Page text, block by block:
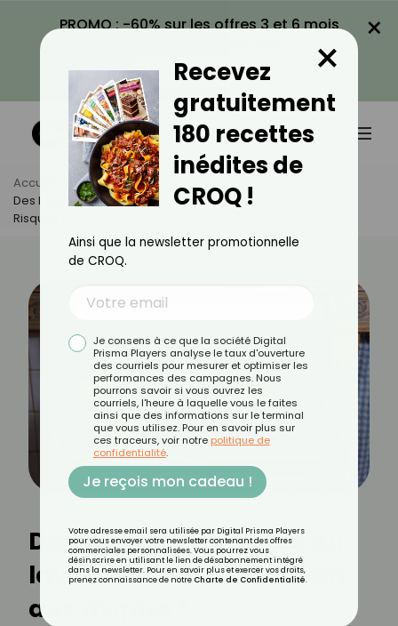
PROMO : -60% sur les offres 3 et 6 mois
VOIR LA PROMO
×
Accueil Actus
Santé
Des Légumes Nettoyés Au Lave-Vaisselle ? Attention Aux
Risques !
Des légumes nettoyés au
lave-vaisselle ? Attention
aux risques !
Recevez
gratuitement
180 recettes
inédites de
CROQ !
×
Ainsi que la newsletter promotionnelle
de CROQ.
Je consens à ce que la société Digital
Prisma Players analyse le taux d'ouverture
des courriels pour mesurer et optimiser les
performances des campagnes. Nous
pourrons savoir si vous ouvrez les
courriels, l'heure à laquelle vous le faites
ainsi que des informations sur le terminal
que vous utilisez. Pour en savoir plus sur
ces traceurs, voir notre politique de
confidentialité.
Je reçois mon cadeau !
Votre adresse email sera utilisée par Digital Prisma Players
pour vous envoyer votre newsletter contenant des offres
commerciales personnalisées. Vous pourrez vous
désinscrire en utilisant le lien de désabonnement intégré
dans la newsletter. Pour en savoir plus et exercer vos droits,
prenez connaissance de notre Charte de Confidentialité.